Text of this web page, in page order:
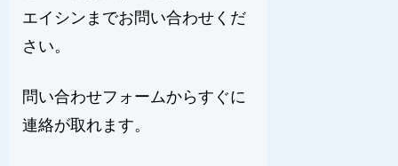
エイシンまでお問い合わせくだ
さい。
問い合わせフォームからすぐに
連絡が取れます。